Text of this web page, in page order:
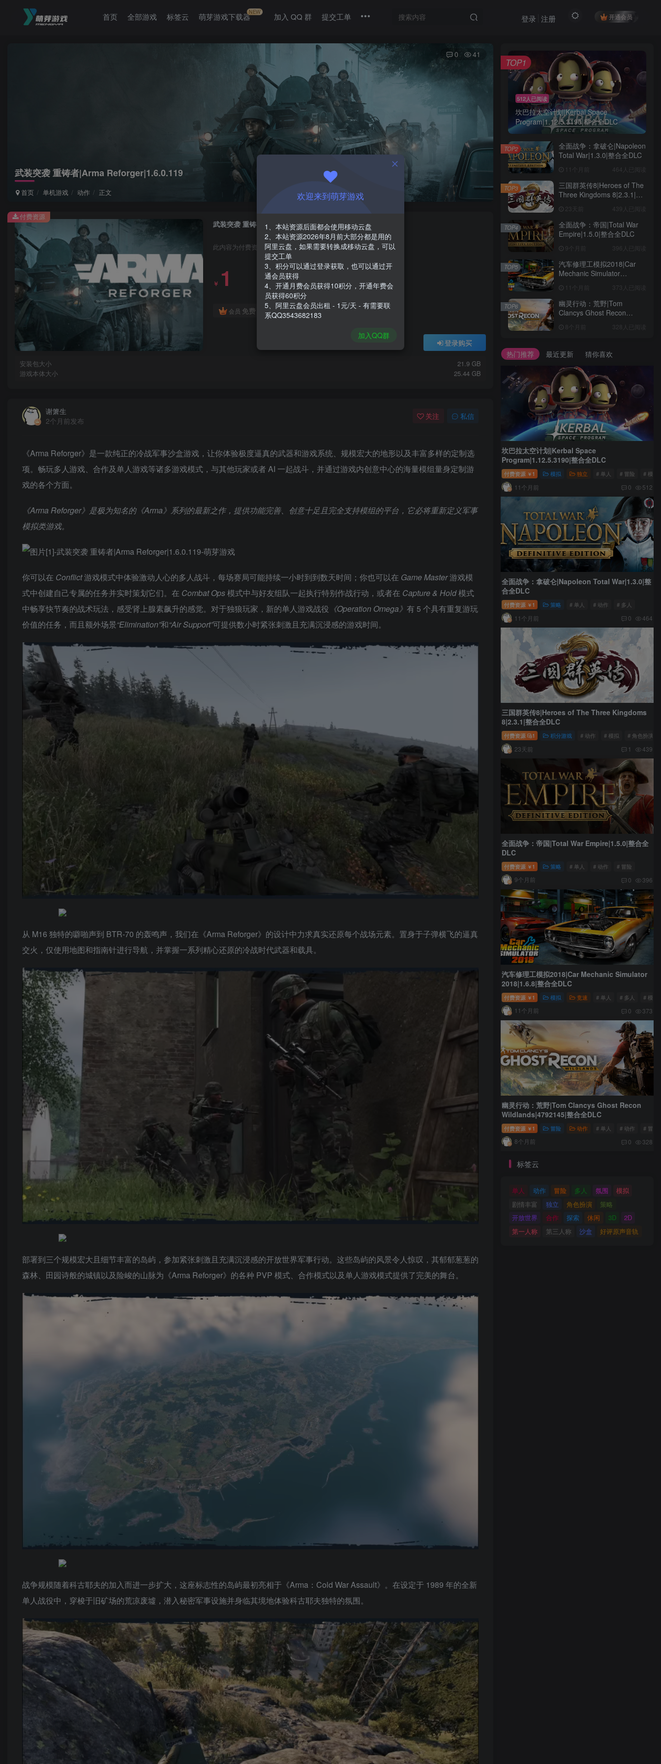
首页 全部游戏 标签云 萌芽游戏下载器NEW 加入 QQ 群 提交工单 开通会员
登录 注册
武装突袭 重铸者|Arma Reforger|1.6.0.119
首页 单机游戏 动作 正文
0 41
武装突袭 重铸者|Arma Reforger|1.6.0.119
此内容为付费资源，请付费后查看
￥ 1
会员 免费
登录购买
安装包大小
21.9 GB
游戏本体大小
25.44 GB
付费资源
谢箫生
2个月前发布
关注 私信
《Arma Reforger》是一款纯正的冷战军事沙盒游戏，让你体验极度逼真的武器和游戏系统、规模宏大的地形以及丰富多样的定制选
项。畅玩多人游戏、合作及单人游戏等诸多游戏模式，与其他玩家或者 AI 一起战斗，并通过游戏内创意中心的海量模组量身定制游
戏的各个方面。
《Arma Reforger》是极为知名的《Arma》系列的最新之作，提供功能完善、创意十足且完全支持模组的平台，它必将重新定义军事
模拟类游戏。
你可以在 Conflict游戏模式中体验激动人心的多人战斗，每场赛局可能持续一小时到到数天时间；你也可以在 Game Master游戏模
式中创建自己专属的任务并实时策划它们。在 Combat Ops模式中与好友组队一起执行特别作战行动，或者在 Capture & Hold模式
中畅享快节奏的战术玩法，感受肾上腺素飙升的感觉。对于独狼玩家，新的单人游戏战役 《Operation Omega》 有 5 个具有重复游玩
价值的任务，而且额外场景“Elimination”和“Air Support”可提供数小时紧张刺激且充满沉浸感的游戏时间。
从 M16 独特的噼啪声到 BTR-70 的轰鸣声，我们在《Arma Reforger》的设计中力求真实还原每个战场元素。置身于子弹横飞的逼真
交火，仅使用地图和指南针进行导航，并掌握一系列精心还原的冷战时代武器和载具。
部署到三个规模宏大且细节丰富的岛屿，参加紧张刺激且充满沉浸感的开放世界军事行动。这些岛屿的风景令人惊叹，其郁郁葱葱的
森林、田园诗般的城镇以及险峻的山脉为《Arma Reforger》的各种 PVP 模式、合作模式以及单人游戏模式提供了完美的舞台。
战争规模随着科古耶夫的加入而进一步扩大，这座标志性的岛屿最初亮相于《Arma：Cold War Assault》。在设定于 1989 年的全新
单人战役中，穿梭于旧矿场的荒凉废墟，潜入秘密军事设施并身临其境地体验科古耶夫独特的氛围。
512人已阅读
坎巴拉太空计划|Kerbal Space
Program|1.12.5.3190|整合全DLC
TOP1
全面战争：拿破仑|Napoleon
Total War|1.3.0|整合全DLC
11个月前 464人已阅读
TOP2
三国群英传8|Heroes of The
Three Kingdoms 8|2.3.1|整
23天前 439人已阅读
TOP3
全面战争：帝国|Total War
Empire|1.5.0|整合全DLC
9个月前 396人已阅读
TOP4
汽车修理工模拟2018|Car
Mechanic Simulator
11个月前 373人已阅读
TOP5
幽灵行动：荒野|Tom
Clancys Ghost Recon
DLC8个月前 328人已阅读
TOP6
热门推荐 最近更新 猜你喜欢
坎巴拉太空计划|Kerbal Space
Program|1.12.5.3190|整合全DLC
付费资源 ￥ 1 模拟 独立 # 单人 # 冒险 # 模拟
11个月前 0 512
全面战争：拿破仑|Napoleon Total War|1.3.0|整
合全DLC
付费资源 ￥ 1 策略 # 单人 # 动作 # 多人
11个月前 0 464
三国群英传8|Heroes of The Three Kingdoms
8|2.3.1|整合全DLC
付费资源 1 积分游戏 # 动作 # 模拟 # 角色扮演
23天前 1 439
全面战争：帝国|Total War Empire|1.5.0|整合全
DLC
付费资源 ￥ 1 策略 # 单人 # 动作 # 冒险
9个月前 0 396
汽车修理工模拟2018|Car Mechanic Simulator
2018|1.6.8|整合全DLC
付费资源 ￥ 1 模拟 竞速 # 单人 # 多人 # 模拟
11个月前 0 373
幽灵行动：荒野|Tom Clancys Ghost Recon
Wildlands|4792145|整合全DLC
付费资源 ￥ 1 冒险 动作 # 单人 # 动作 # 冒险
8个月前 0 328
标签云
单人 动作 冒险 多人 氛围
模拟
剧情丰富
独立 角色扮演
策略
开放世界
合作 探索 休闲 3D
2D
第一人称
第三人称 沙盒 好评原声音轨
欢迎来到萌芽游戏
1、本站资源后面都会使用移动云盘
2、本站资源2026年8月前大部分都是用的
阿里云盘，如果需要转换成移动云盘，可以
提交工单
3、积分可以通过登录获取，也可以通过开
通会员获得
4、开通月费会员获得10积分，开通年费会
员获得60积分
5、阿里云盘会员出租 - 1元/天 - 有需要联
系QQ3543682183
加入QQ群